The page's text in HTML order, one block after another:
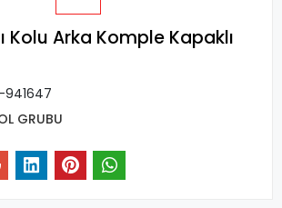
Kolu Arka Komple Kapaklı
941647
GRUBU